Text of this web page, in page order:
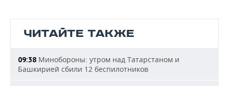
ЧИТАЙТЕ ТАКЖЕ
09:38 Минобороны: утром над Татарстаном и
Башкирией сбили 12 беспилотников